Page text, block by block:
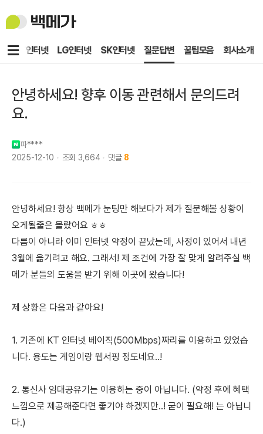
백
메
KT인터넷 LG인터넷 SK인터넷 질문답변 꿀팁모음 회사소개
메
안녕하세요! 향후 이동 관련해서 문의드려
요.
파****
2025-12-10
조회 3,664 댓글 8
안녕하세요! 항상 백메가 눈팅만 해보다가 제가 질문해볼 상황이
오게될줄은 몰랐어요 ㅎㅎ
다름이 아니라 이미 인터넷 약정이 끝났는데, 사정이 있어서 내년
3월에 옮기려고 해요. 그래서! 제 조건에 가장 잘 맞게 알려주실 백
메가 분들의 도움을 받기 위해 이곳에 왔습니다!
제 상황은 다음과 같아요!
1. 기존에 KT 인터넷 베이직(500Mbps)짜리를 이용하고 있었습
니다. 용도는 게임이랑 웹서핑 정도네요..!
2. 통신사 임대공유기는 이용하는 중이 아닙니다. (약정 후에 혜택
느낌으로 제공해준다면 좋기야 하겠지만..! 굳이 필요해! 는 아닙니
다.)